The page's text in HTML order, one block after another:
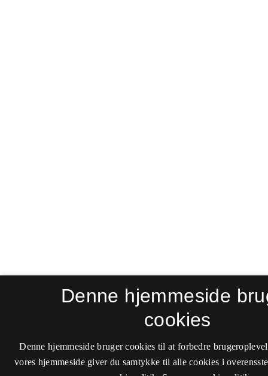
Denne hjemmeside
cookies
Denne hjemmeside bruger cookies til at forbedre
vores hjemmeside giver du samtykke til alle cookies i